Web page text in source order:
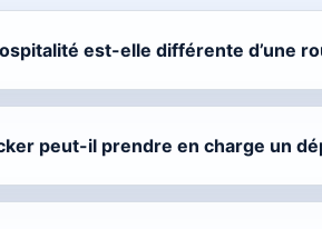
est-elle différente d’une
peut-il prendre en charge un